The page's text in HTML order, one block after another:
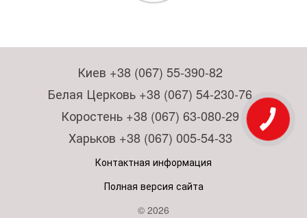
Киев +38 (067) 55-390-82
Белая Церковь +38 (067) 54-230-76
Коростень +38 (067) 63-080-29
Харьков +38 (067) 005-54-33
Контактная информация
Полная версия сайта
© 2026